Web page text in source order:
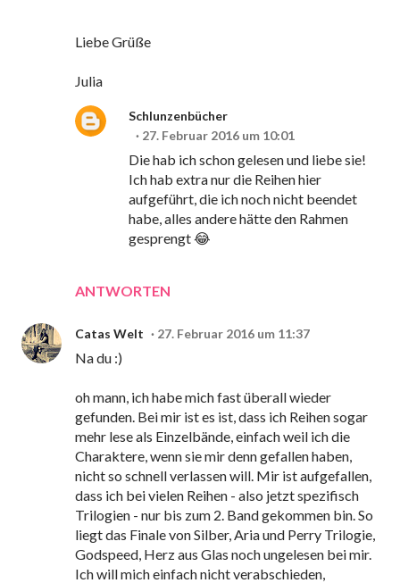
Liebe Grüße
Julia
ANTWORTEN
Schlunzenbücher
27. Februar 2016 um 10:01
Die hab ich schon gelesen und liebe sie!
Ich hab extra nur die Reihen hier
aufgeführt, die ich noch nicht beendet
habe, alles andere hätte den Rahmen
gesprengt 😂
Catas Welt 27. Februar 2016 um 11:37
Na du :)
oh mann, ich habe mich fast überall wieder
gefunden. Bei mir ist es ist, dass ich Reihen sogar
mehr lese als Einzelbände, einfach weil ich die
Charaktere, wenn sie mir denn gefallen haben,
nicht so schnell verlassen will. Mir ist aufgefallen,
dass ich bei vielen Reihen - also jetzt spezifisch
Trilogien - nur bis zum 2. Band gekommen bin. So
liegt das Finale von Silber, Aria und Perry Trilogie,
Godspeed, Herz aus Glas noch ungelesen bei mir.
Ich will mich einfach nicht verabschieden,